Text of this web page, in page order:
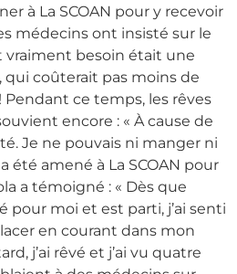
à La SCOAN pour y recevoir
médecins ont insisté sur le
vraiment besoin était une
coûterait pas moins de
Pendant ce temps, les rêves
encore : « À cause de
Je ne pouvais ni manger ni
été amené à La SCOAN pour
a témoigné : « Dès que
pour moi et est parti, j’ai senti
en courant dans mon
j’ai rêvé et j’ai vu quatre